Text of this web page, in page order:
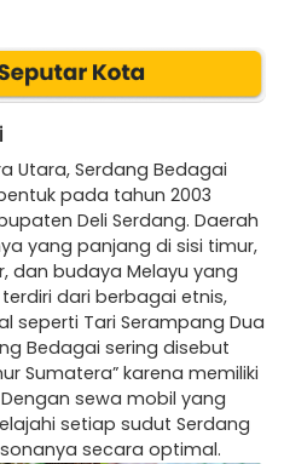
Utara, Serdang Bedagai
pada tahun 2003
Deli Serdang. Daerah
yang panjang di sisi timur,
dan budaya Melayu yang
dari berbagai etnis,
seperti Tari Serampang Dua
Bedagai sering disebut
Sumatera” karena memiliki
sewa mobil yang
setiap sudut Serdang
secara optimal.